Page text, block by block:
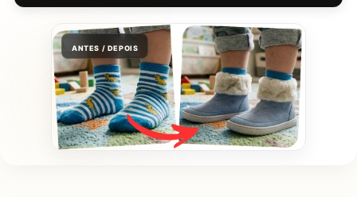
ANTES / DEPOIS